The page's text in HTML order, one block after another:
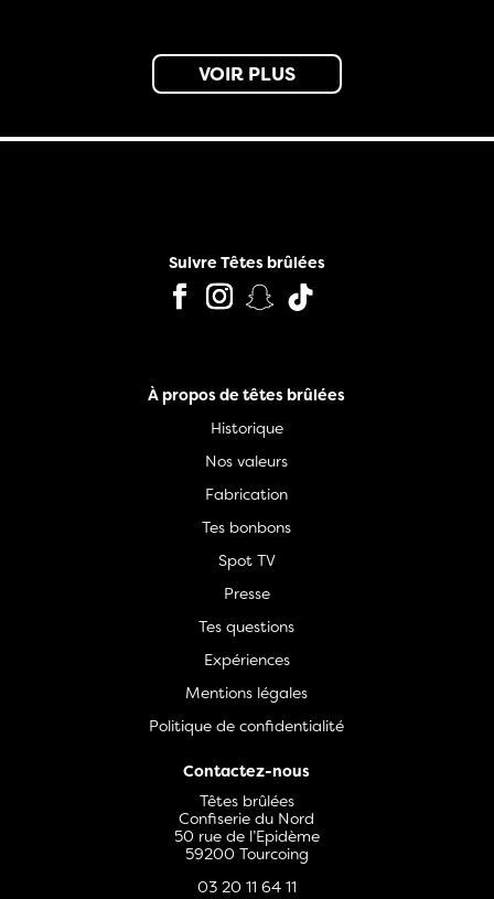
VOIR PLUS
Suivre Têtes brûlées
À propos de têtes brûlées
Historique
Nos valeurs
Fabrication
Tes bonbons
Spot TV
Presse
Tes questions
Expériences
Mentions légales
Politique de confidentialité
Contactez-nous
Têtes brûlées
Confiserie du Nord
50 rue de l’Epidème
59200 Tourcoing
03 20 11 64 11